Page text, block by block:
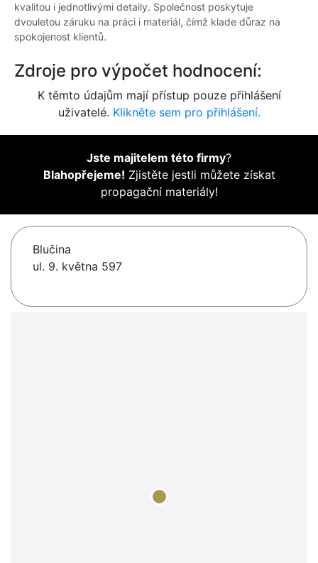
kvalitou i jednotlivými detaily. Společnost poskytuje
dvouletou záruku na práci i materiál, čímž klade důraz na
spokojenost klientů.
Zdroje pro výpočet hodnocení:
K těmto údajům mají přístup pouze přihlášení
uživatelé. Klikněte sem pro přihlášení.
Jste majitelem této firmy?
Blahopřejeme! Zjistěte jestli můžete získat
propagační materiály!
Blučina
ul. 9. května 597